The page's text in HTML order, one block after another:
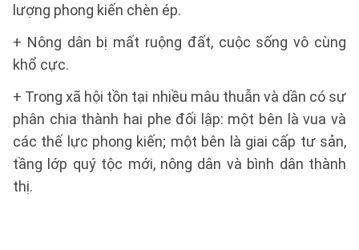
lượng phong kiến chèn ép.
+ Nông dân bị mất ruộng đất, cuộc sống vô cùng
khổ cực.
+ Trong xã hội tồn tại nhiều mâu thuẫn và dần có sự
phân chia thành hai phe đối lập: một bên là vua và
các thế lực phong kiến; một bên là giai cấp tư sản,
tầng lớp quý tộc mới, nông dân và bình dân thành
thị.